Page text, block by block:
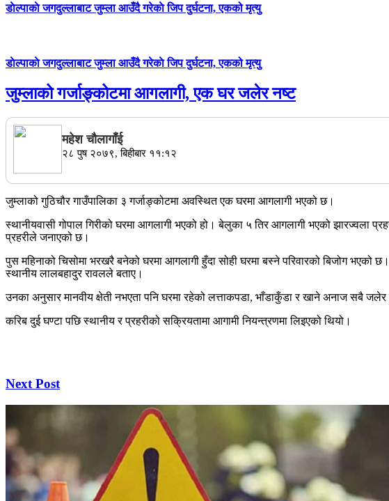
डाेल्पाकाे जगदुल्लाबाट जुम्ला आउँदै गरेकाे जिप दुर्घटना, एकको मृत्यु
डाेल्पाकाे जगदुल्लाबाट जुम्ला आउँदै गरेकाे जिप दुर्घटना, एकको मृत्यु
जुम्लाको गर्जाङ्कोटमा आगलागी, एक घर जलेर नष्ट
महेश चाैलागाँई
२८ पुष २०७९, बिहीबार ११:१२
जुम्लाको गुठिचौर गाउँपालिका ३ गर्जाङ्कोटमा अवस्थित एक घरमा आगलागी भएको छ।
स्थानीयवासी गोपाल गिरीको घरमा आगलागी भएको हो। बेलुका ५ तिर आगलागी भएको
प्रहरीले जनाएको छ।
पुस महिनाको चिसोमा भरखरै बनेको घरमा आगलागी हुँदा सोही घरमा बस्ने परिवारको बिजोग
स्थानीय लालबहादुर रावलले बताए।
उनका अनुसार मानवीय क्षेती नभएता पनि घरमा रहेको लत्ताकपडा, भाँडाकुँडा र खाने अनाज सबै
करिब दुई घण्टा पछि स्थानीय र प्रहरीको सक्रियतामा आगामी नियन्त्रणमा लिइएको थियो।
Next Post